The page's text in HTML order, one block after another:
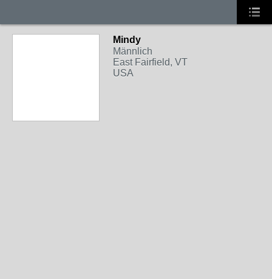
Mindy
Männlich
East Fairfield, VT
USA